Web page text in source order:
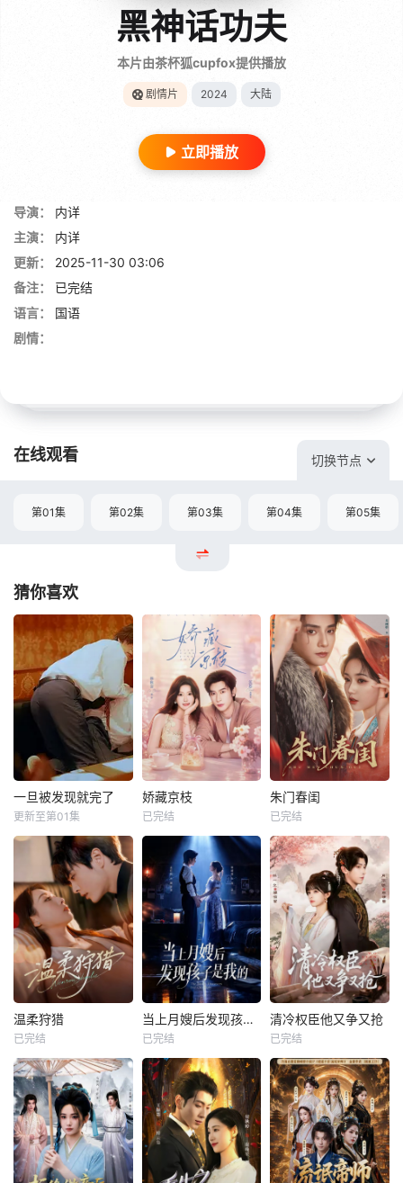
黑神话功夫
本片由茶杯狐cupfox提供播放
剧情片 2024 大陆
立即播放
导演：
内详
主演：
内详
更新：
2025-11-30 03:06
备注：
已完结
语言：
国语
剧情：
在线观看 切换节点
第01集 第02集 第03集 第04集 第05集
猜你喜欢
一旦被发现就完了
更新至第01集
娇藏京枝
已完结
朱门春闺
已完结
温柔狩猎
已完结
当上月嫂后发现孩子是我的
已完结
清冷权臣他又争又抢
已完结